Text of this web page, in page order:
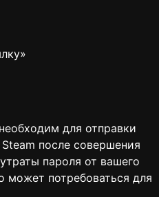
для отправки
после совершения
пароля от вашего
может потребоваться для